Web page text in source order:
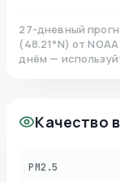
27-дневный
(48.21°N)от
днём —
Качество
PM2.5